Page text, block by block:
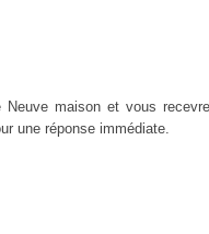
Neuve maison et vous
une réponse immédiate.